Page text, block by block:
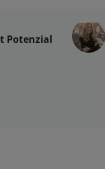
Potenzial